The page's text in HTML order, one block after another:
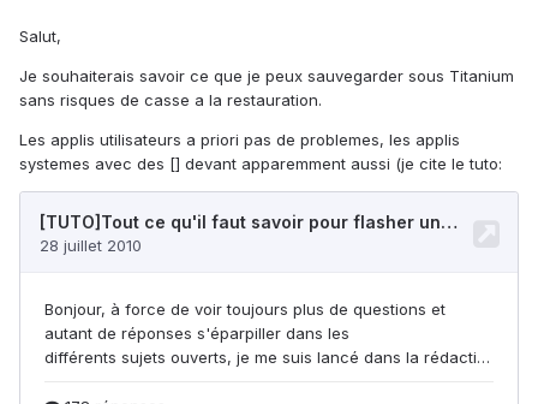
Salut,
Je souhaiterais savoir ce que je peux sauvegarder sous Titanium
sans risques de casse a la restauration.
Les applis utilisateurs a priori pas de problemes, les applis
systemes avec des [] devant apparemment aussi (je cite le tuto: